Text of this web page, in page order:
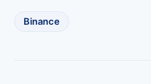
Binance